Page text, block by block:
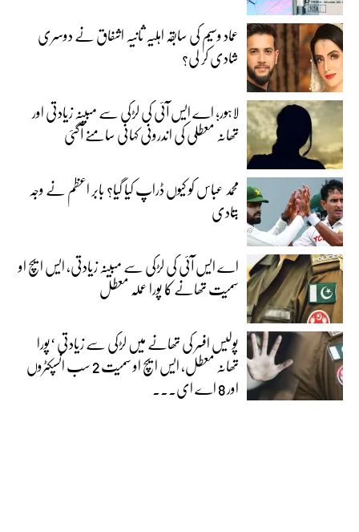
عماد وسیم کی سابقہ اہلیہ ثانیہ اشفاق نے دوسری
شادی کر لی؟
لاہور؛ اے ایس آئی کی لڑکی سے مبینہ زیادتی اور
تھانہ معطلی کی اندرونی کہانی سامنے آگئی
محمد عباس کو کیوں ڈراپ کیا گیا؟ بابر اعظم نے وجہ
بتادی
اے ایس آئی کی لڑکی سے مبینہ زیادتی، ایس ایچ او
سمیت تھانے کا پورا عملہ معطل
پولیس افسر کی تھانے میں لڑکی سے زیادتی ‘پورا
تھانہ معطل، ایس ایچ او سمیت 2 سب انسپکٹروں
اور 8 اے ای...